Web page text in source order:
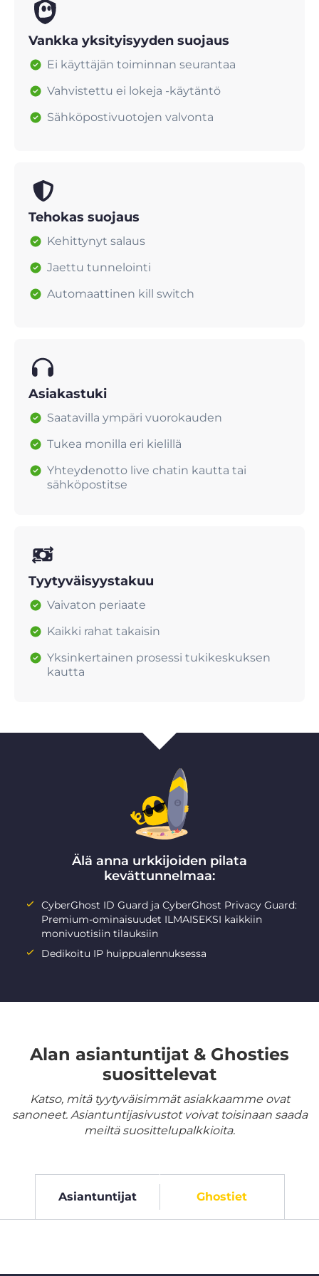
Vankka yksityisyyden suojaus
Ei käyttäjän toiminnan seurantaa
Vahvistettu ei lokeja -käytäntö
Sähköpostivuotojen valvonta
Tehokas suojaus
Kehittynyt salaus
Jaettu tunnelointi
Automaattinen kill switch
Asiakastuki
Saatavilla ympäri vuorokauden
Tukea monilla eri kielillä
Yhteydenotto live chatin kautta tai
sähköpostitse
Tyytyväisyystakuu
Vaivaton periaate
Kaikki rahat takaisin
Yksinkertainen prosessi tukikeskuksen
kautta
Älä anna urkkijoiden pilata
kevättunnelmaa:
CyberGhost ID Guard ja CyberGhost Privacy Guard:
Premium-ominaisuudet ILMAISEKSI kaikkiin
monivuotisiin tilauksiin
Dedikoitu IP huippualennuksessa
Alan asiantuntijat & Ghosties
suosittelevat
Katso, mitä tyytyväisimmät asiakkaamme ovat
sanoneet. Asiantuntijasivustot voivat toisinaan saada
meiltä suosittelupalkkioita.
Asiantuntijat Ghostiet